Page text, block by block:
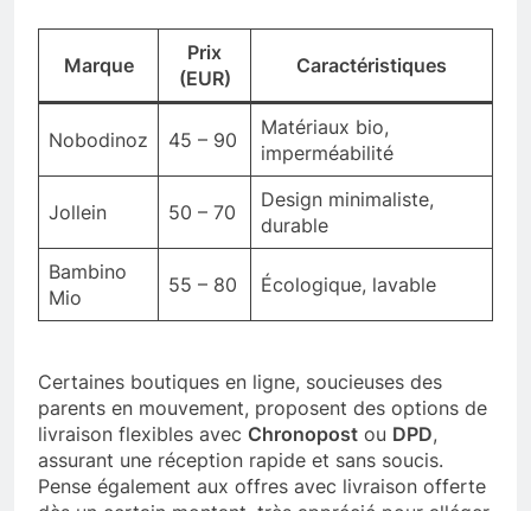
Marque
Prix
(EUR)
Caractéristiques
Nobodinoz 45 – 90
Matériaux bio,
imperméabilité
Jollein 50 – 70
Design minimaliste,
durable
Bambino
Mio
55 – 80 Écologique, lavable
Certaines boutiques en ligne, soucieuses des
parents en mouvement, proposent des options de
livraison flexibles avec Chronopost ou DPD,
assurant une réception rapide et sans soucis.
Pense également aux offres avec livraison offerte